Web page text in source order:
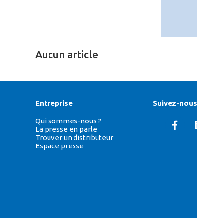
Aucun article
Entreprise
Qui sommes-nous ?
La presse en parle
Trouver un distributeur
Espace presse
Suivez-nous